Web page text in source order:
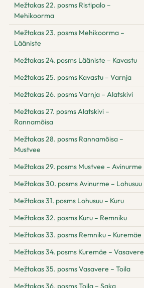
Mežtakas 22. posms Ristipalo –
Mehikoorma
Mežtakas 23. posms Mehikoorma –
Lääniste
Mežtakas 24. posms Lääniste – Kavastu
Mežtakas 25. posms Kavastu – Varnja
Mežtakas 26. posms Varnja – Alatskivi
Mežtakas 27. posms Alatskivi –
Rannamõisa
Mežtakas 28. posms Rannamõisa –
Mustvee
Mežtakas 29. posms Mustvee – Avinurme
Mežtakas 30. posms Avinurme – Lohusuu
Mežtakas 31. posms Lohusuu – Kuru
Mežtakas 32. posms Kuru – Remniku
Mežtakas 33. posms Remniku – Kuremäe
Mežtakas 34. posms Kuremäe – Vasavere
Mežtakas 35. posms Vasavere – Toila
Mežtakas 36. posms Toila – Saka